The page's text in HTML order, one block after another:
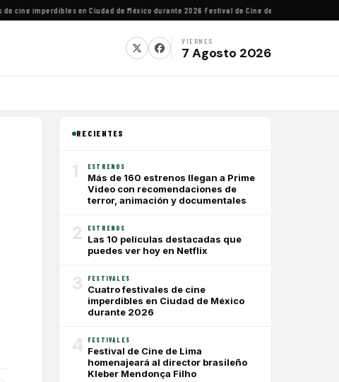
imperdibles en Ciudad de México durante 2026·Festival de Cine de Lima homenajeará
VIERNES
7 Agosto 2026
RECIENTES
1 ESTRENOS
Más de 160 estrenos llegan a Prime
Video con recomendaciones de
terror, animación y documentales
2 ESTRENOS
Las 10 películas destacadas que
puedes ver hoy en Netflix
3 FESTIVALES
Cuatro festivales de cine
imperdibles en Ciudad de México
durante 2026
4 FESTIVALES
Festival de Cine de Lima
homenajeará al director brasileño
Kleber Mendonça Filho